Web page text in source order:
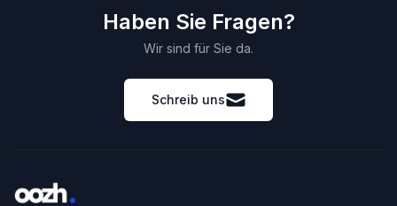
Haben Sie Fragen?
Wir sind für Sie da.
Schreib uns